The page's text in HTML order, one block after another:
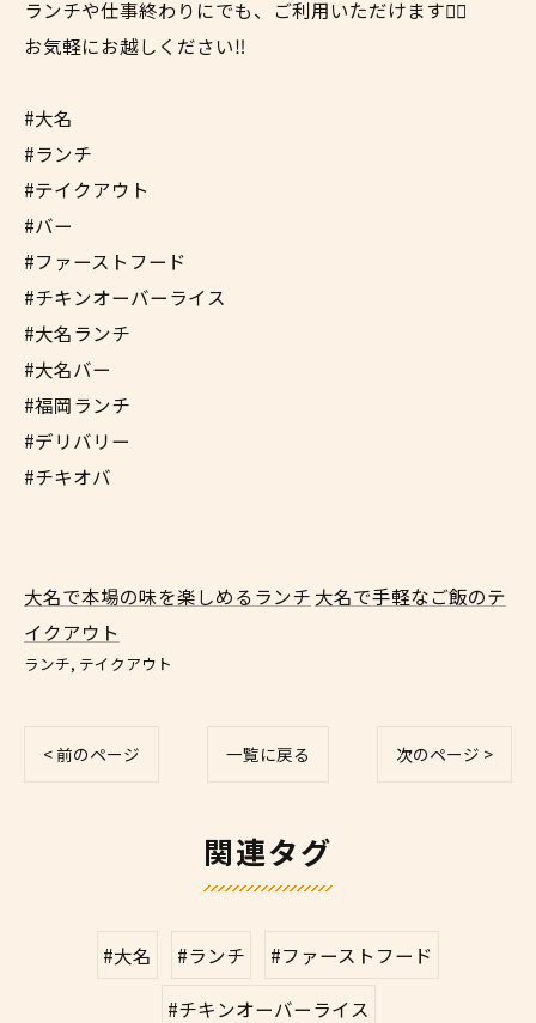
ランチや仕事終わりにでも、ご利用いただけます✌🏼
お気軽にお越しください‼︎
#大名
#ランチ
#テイクアウト
#バー
#ファーストフード
#チキンオーバーライス
#大名ランチ
#大名バー
#福岡ランチ
#デリバリー
#チキオバ
大名で本場の味を楽しめるランチ 大名で手軽なご飯のテ
イクアウト
ランチ テイクアウト
< 前のページ 一覧に戻る 次のページ >
関連タグ
#大名 #ランチ #ファーストフード
#チキンオーバーライス